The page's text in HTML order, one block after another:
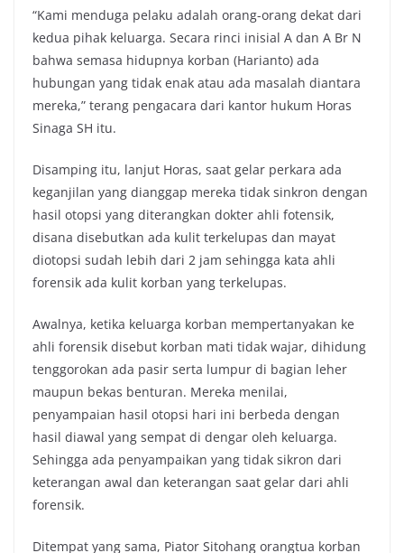
“Kami menduga pelaku adalah orang-orang dekat dari
kedua pihak keluarga. Secara rinci inisial A dan A Br N
bahwa semasa hidupnya korban (Harianto) ada
hubungan yang tidak enak atau ada masalah diantara
mereka,” terang pengacara dari kantor hukum Horas
Sinaga SH itu.
Disamping itu, lanjut Horas, saat gelar perkara ada
keganjilan yang dianggap mereka tidak sinkron dengan
hasil otopsi yang diterangkan dokter ahli fotensik,
disana disebutkan ada kulit terkelupas dan mayat
diotopsi sudah lebih dari 2 jam sehingga kata ahli
forensik ada kulit korban yang terkelupas.
Awalnya, ketika keluarga korban mempertanyakan ke
ahli forensik disebut korban mati tidak wajar, dihidung
tenggorokan ada pasir serta lumpur di bagian leher
maupun bekas benturan. Mereka menilai,
penyampaian hasil otopsi hari ini berbeda dengan
hasil diawal yang sempat di dengar oleh keluarga.
Sehingga ada penyampaikan yang tidak sikron dari
keterangan awal dan keterangan saat gelar dari ahli
forensik.
Ditempat yang sama, Piator Sitohang orangtua korban